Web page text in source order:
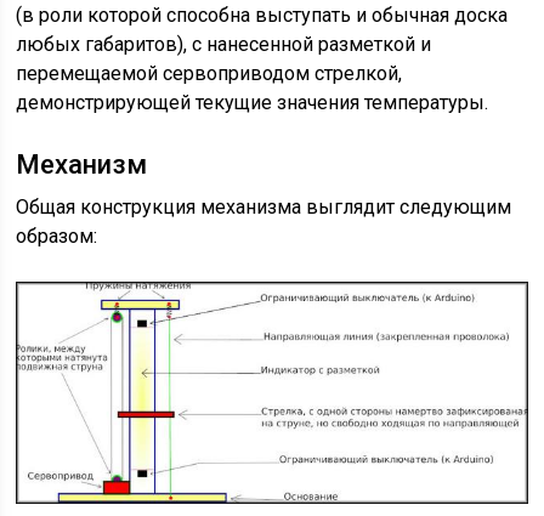
(в роли которой способна выступать и обычная доска
любых габаритов), с нанесенной разметкой и
перемещаемой сервоприводом стрелкой,
демонстрирующей текущие значения температуры.
Механизм
Общая конструкция механизма выглядит следующим
образом: